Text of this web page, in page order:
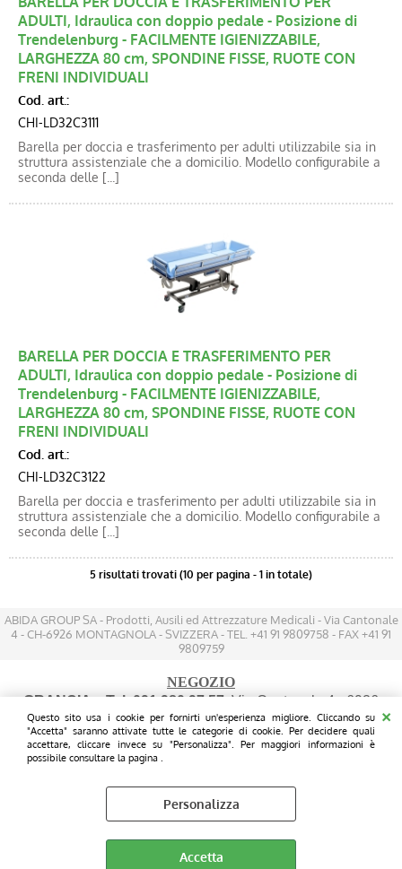
Questo sito usa i cookie per fornirti un'esperienza migliore. Cliccando su
"Accetta" saranno attivate tutte le categorie di cookie. Per decidere quali
accettare, cliccare invece su "Personalizza". Per maggiori informazioni è
possibile consultare la pagina .
Personalizza
Accetta
ADULTI, Idraulica con doppio pedale - Posizione di
Trendelenburg - FACILMENTE IGIENIZZABILE,
LARGHEZZA 80 cm, SPONDINE FISSE, RUOTE CON
FRENI INDIVIDUALI
Cod. art.:
CHI-LD32C3111
Barella per doccia e trasferimento per adulti utilizzabile sia in
struttura assistenziale che a domicilio. Modello configurabile a
seconda delle [...]
BARELLA PER DOCCIA E TRASFERIMENTO PER
ADULTI, Idraulica con doppio pedale - Posizione di
Trendelenburg - FACILMENTE IGIENIZZABILE,
LARGHEZZA 80 cm, SPONDINE FISSE, RUOTE CON
FRENI INDIVIDUALI
Cod. art.:
CHI-LD32C3122
Barella per doccia e trasferimento per adulti utilizzabile sia in
struttura assistenziale che a domicilio. Modello configurabile a
seconda delle [...]
5 risultati trovati (10 per pagina - 1 in totale)
ABIDA GROUP SA - Prodotti, Ausili ed Attrezzature Medicali - Via Cantonale
4 - CH-6926 MONTAGNOLA - SVIZZERA - TEL. +41 91 9809758 - FAX +41 91
9809759
NEGOZIO
GRANCIA - Tel. 091 980 97 57: Via Cantonale 4 - 6926
MONTAGNOLA - (200 mt prima dell'IKEA sul lato destro
FRONTE STRADA - Parcheggio gratuito davanti le vetrine)
Preferenze cookie